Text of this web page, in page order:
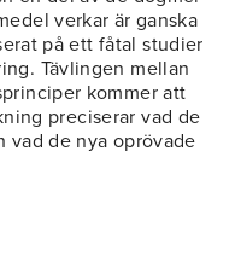
verkar är ganska
på ett fåtal studier
Tävlingen mellan
kommer att
preciserar vad de
vad de nya oprövade